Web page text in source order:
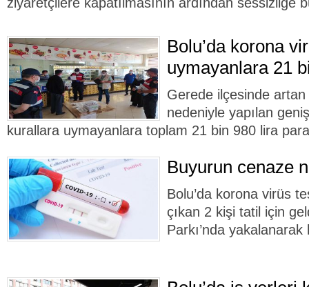
Bolu’da korona
uymayanlara 21
Gerede ilçesinde
nedeniyle yapılan
kurallara uymayanlara toplam 21 bin 980 lira
Buyurun cenaze
Bolu’da korona virüs
çıkan 2 kişi tatil için
Parkı’nda